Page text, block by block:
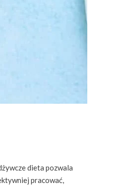
dieta pozwala
pracować,